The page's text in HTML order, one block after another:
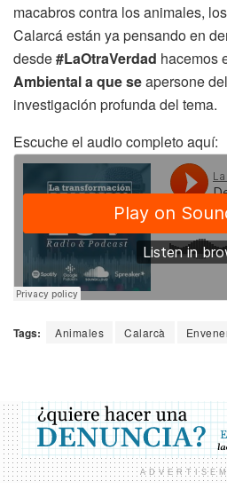
macabros contra los animales,
Calarcá están ya pensando en
desde#LaOtraVerdad hacemos
Ambiental a que seapersone
investigación profunda del tema.
Escuche el audio completo aquí:
Tags: Animales Calarcà